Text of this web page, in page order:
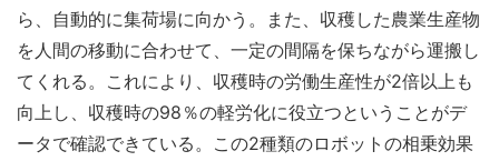
ら、自動的に集荷場に向かう。また、収穫した農業生産物
を人間の移動に合わせて、一定の間隔を保ちながら運搬し
てくれる。これにより、収穫時の労働生産性が2倍以上も
向上し、収穫時の98％の軽労化に役立つということがデ
ータで確認できている。この2種類のロボットの相乗効果